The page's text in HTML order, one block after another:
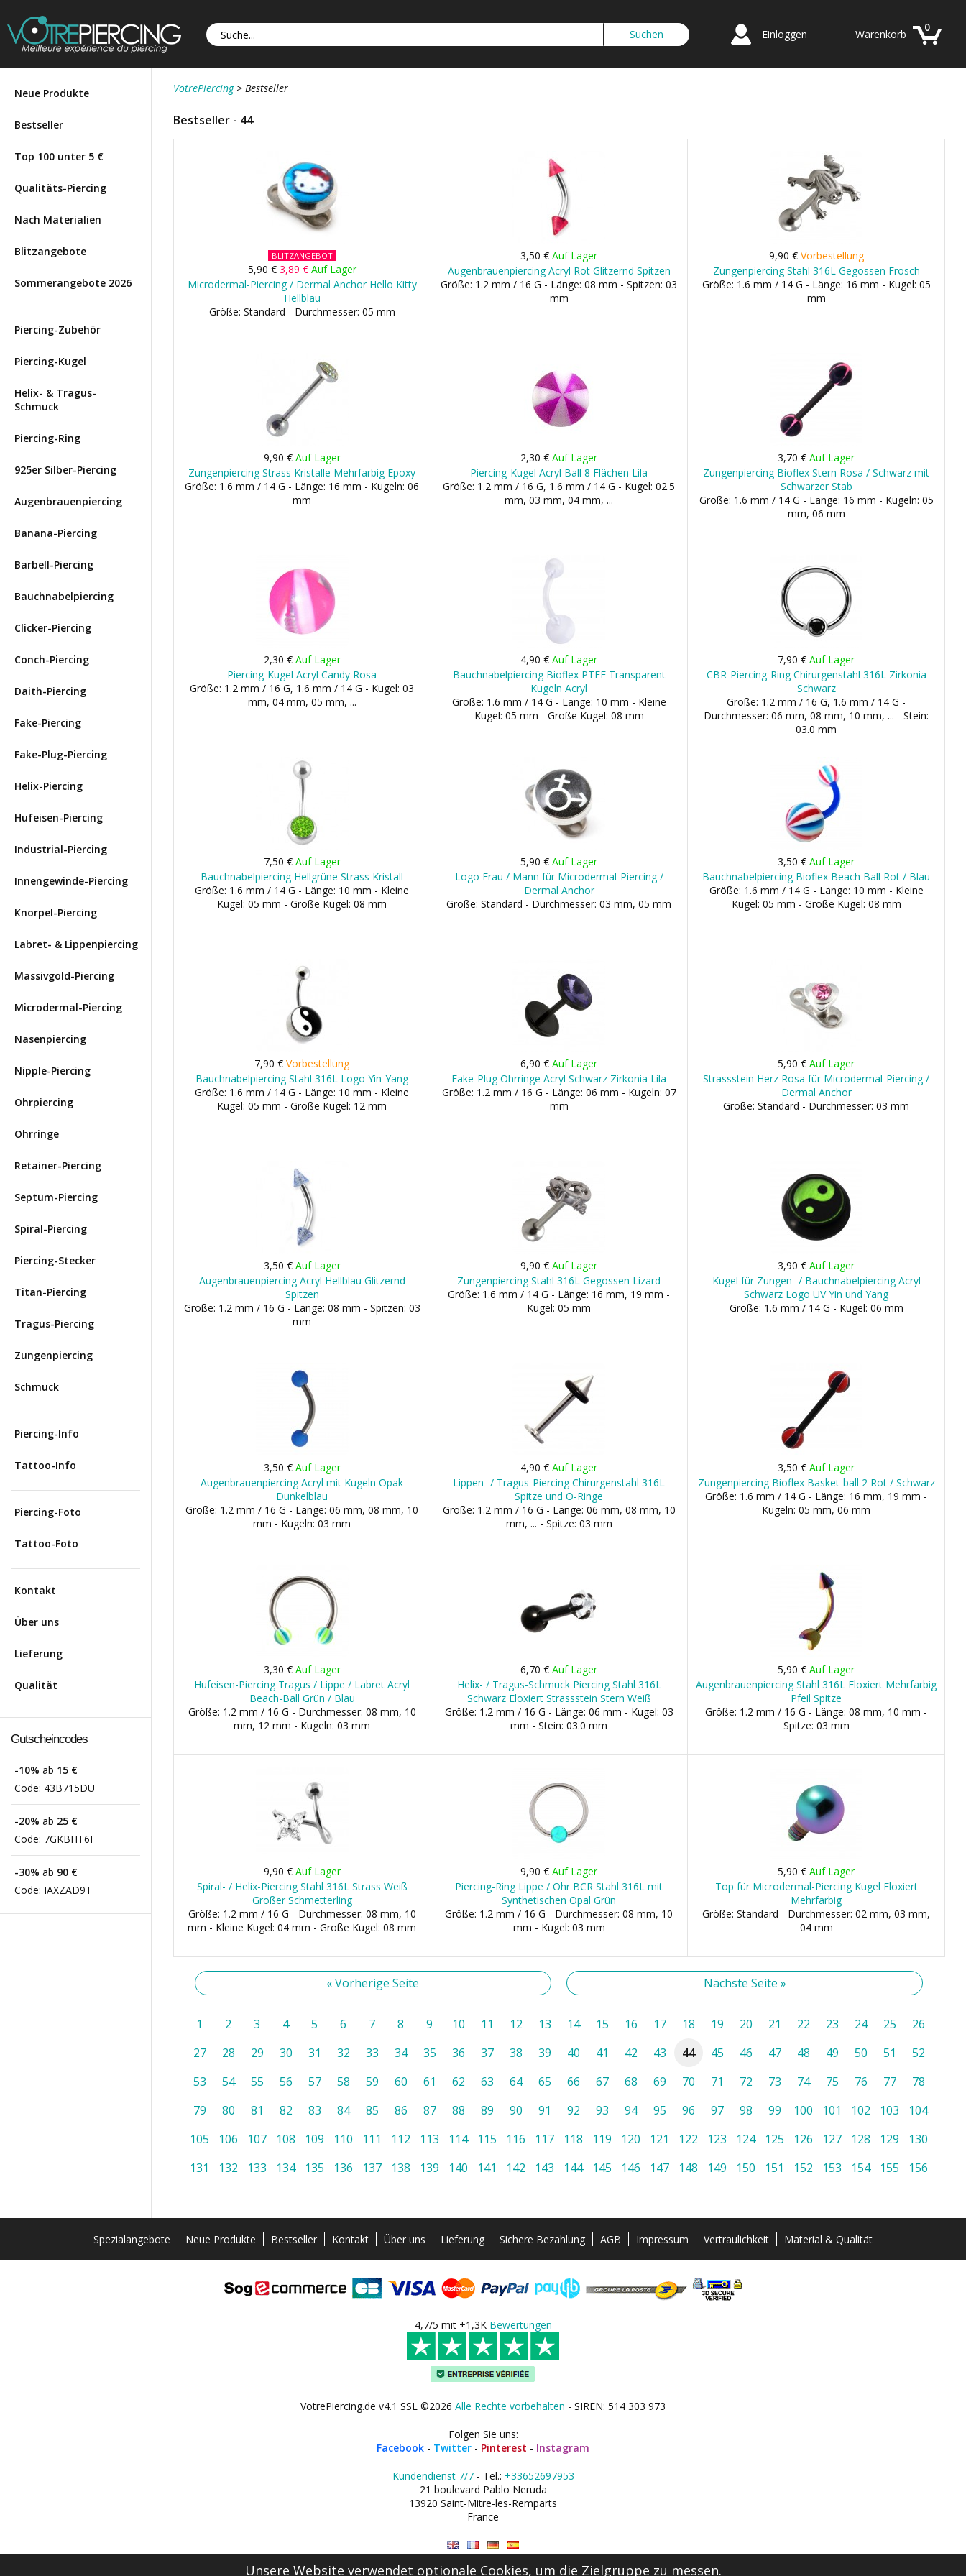
Einloggen
0
Warenkorb
Neue Produkte
Bestseller
Top 100 unter 5 €
Qualitäts-Piercing
Nach Materialien
Blitzangebote
Sommerangebote 2026
Piercing-Zubehör
Piercing-Kugel
Helix- & Tragus-
Schmuck
Piercing-Ring
925er Silber-Piercing
Augenbrauenpiercing
Banana-Piercing
Barbell-Piercing
Bauchnabelpiercing
Clicker-Piercing
Conch-Piercing
Daith-Piercing
Fake-Piercing
Fake-Plug-Piercing
Helix-Piercing
Hufeisen-Piercing
Industrial-Piercing
Innengewinde-Piercing
Knorpel-Piercing
Labret- & Lippenpiercing
Massivgold-Piercing
Microdermal-Piercing
Nasenpiercing
Nipple-Piercing
Ohrpiercing
Ohrringe
Retainer-Piercing
Septum-Piercing
Spiral-Piercing
Piercing-Stecker
Titan-Piercing
Tragus-Piercing
Zungenpiercing
Schmuck
Piercing-Info
Tattoo-Info
Piercing-Foto
Tattoo-Foto
Kontakt
Über uns
Lieferung
Qualität
Gutscheincodes
-10% ab 15 €
Code: 43B715DU
-20% ab 25 €
Code: 7GKBHT6F
-30% ab 90 €
Code: IAXZAD9T
VotrePiercing > Bestseller
Bestseller - 44
BLITZANGEBOT
5,90 € 3,89 € Auf Lager
Microdermal-Piercing / Dermal Anchor Hello Kitty
Hellblau
Größe: Standard - Durchmesser: 05 mm
3,50 €Auf Lager
Augenbrauenpiercing Acryl Rot Glitzernd Spitzen
Größe: 1.2 mm / 16 G - Länge: 08 mm - Spitzen: 03
mm
9,90 € Vorbestellung
Zungenpiercing Stahl 316L Gegossen Frosch
Größe: 1.6 mm / 14 G - Länge: 16 mm - Kugel: 05
mm
9,90 € Auf Lager
Zungenpiercing Strass Kristalle Mehrfarbig Epoxy
Größe: 1.6 mm / 14 G - Länge: 16 mm - Kugeln: 06
mm
2,30 €Auf Lager
Piercing-Kugel Acryl Ball 8 Flächen Lila
Größe: 1.2 mm / 16 G, 1.6 mm / 14 G - Kugel: 02.5
mm, 03 mm, 04 mm, ...
3,70 €Auf Lager
Zungenpiercing Bioflex Stern Rosa / Schwarz mit
Schwarzer Stab
Größe: 1.6 mm / 14 G - Länge: 16 mm - Kugeln: 05
mm, 06 mm
2,30 € Auf Lager
Piercing-Kugel Acryl Candy Rosa
Größe: 1.2 mm / 16 G, 1.6 mm / 14 G - Kugel: 03
mm, 04 mm, 05 mm, ...
4,90 €Auf Lager
Bauchnabelpiercing Bioflex PTFE Transparent
Kugeln Acryl
Größe: 1.6 mm / 14 G - Länge: 10 mm - Kleine
Kugel: 05 mm - Große Kugel: 08 mm
7,90 €Auf Lager
CBR-Piercing-Ring Chirurgenstahl 316L Zirkonia
Schwarz
Größe: 1.2 mm / 16 G, 1.6 mm / 14 G -
Durchmesser: 06 mm, 08 mm, 10 mm, ... - Stein:
03.0 mm
7,50 € Auf Lager
Bauchnabelpiercing Hellgrüne Strass Kristall
Größe: 1.6 mm / 14 G - Länge: 10 mm - Kleine
Kugel: 05 mm - Große Kugel: 08 mm
5,90 €Auf Lager
Logo Frau / Mann für Microdermal-Piercing /
Dermal Anchor
Größe: Standard - Durchmesser: 03 mm, 05 mm
3,50 €Auf Lager
Bauchnabelpiercing Bioflex Beach Ball Rot / Blau
Größe: 1.6 mm / 14 G - Länge: 10 mm - Kleine
Kugel: 05 mm - Große Kugel: 08 mm
7,90 €Vorbestellung
Bauchnabelpiercing Stahl 316L Logo Yin-Yang
Größe: 1.6 mm / 14 G - Länge: 10 mm - Kleine
Kugel: 05 mm - Große Kugel: 12 mm
6,90 €Auf Lager
Fake-Plug Ohrringe Acryl Schwarz Zirkonia Lila
Größe: 1.2 mm / 16 G - Länge: 06 mm - Kugeln: 07
mm
5,90 €Auf Lager
Strassstein Herz Rosa für Microdermal-Piercing /
Dermal Anchor
Größe: Standard - Durchmesser: 03 mm
3,50 € Auf Lager
Augenbrauenpiercing Acryl Hellblau Glitzernd
Spitzen
Größe: 1.2 mm / 16 G - Länge: 08 mm - Spitzen: 03
mm
9,90 €Auf Lager
Zungenpiercing Stahl 316L Gegossen Lizard
Größe: 1.6 mm / 14 G - Länge: 16 mm, 19 mm -
Kugel: 05 mm
3,90 €Auf Lager
Kugel für Zungen- / Bauchnabelpiercing Acryl
Schwarz Logo UV Yin und Yang
Größe: 1.6 mm / 14 G - Kugel: 06 mm
3,50 € Auf Lager
Augenbrauenpiercing Acryl mit Kugeln Opak
Dunkelblau
Größe: 1.2 mm / 16 G - Länge: 06 mm, 08 mm, 10
mm - Kugeln: 03 mm
4,90 €Auf Lager
Lippen- / Tragus-Piercing Chirurgenstahl 316L
Spitze und O-Ringe
Größe: 1.2 mm / 16 G - Länge: 06 mm, 08 mm, 10
mm, ... - Spitze: 03 mm
3,50 €Auf Lager
Zungenpiercing Bioflex Basket-ball 2 Rot / Schwarz
Größe: 1.6 mm / 14 G - Länge: 16 mm, 19 mm -
Kugeln: 05 mm, 06 mm
3,30 € Auf Lager
Hufeisen-Piercing Tragus / Lippe / Labret Acryl
Beach-Ball Grün / Blau
Größe: 1.2 mm / 16 G - Durchmesser: 08 mm, 10
mm, 12 mm - Kugeln: 03 mm
6,70 €Auf Lager
Helix- / Tragus-Schmuck Piercing Stahl 316L
Schwarz Eloxiert Strassstein Stern Weiß
Größe: 1.2 mm / 16 G - Länge: 06 mm - Kugel: 03
mm - Stein: 03.0 mm
5,90 €Auf Lager
Augenbrauenpiercing Stahl 316L Eloxiert Mehrfarbig
Pfeil Spitze
Größe: 1.2 mm / 16 G - Länge: 08 mm, 10 mm -
Spitze: 03 mm
9,90 € Auf Lager
Spiral- / Helix-Piercing Stahl 316L Strass Weiß
Großer Schmetterling
Größe: 1.2 mm / 16 G - Durchmesser: 08 mm, 10
mm - Kleine Kugel: 04 mm - Große Kugel: 08 mm
9,90 €Auf Lager
Piercing-Ring Lippe / Ohr BCR Stahl 316L mit
Synthetischen Opal Grün
Größe: 1.2 mm / 16 G - Durchmesser: 08 mm, 10
mm - Kugel: 03 mm
5,90 €Auf Lager
Top für Microdermal-Piercing Kugel Eloxiert
Mehrfarbig
Größe: Standard - Durchmesser: 02 mm, 03 mm,
04 mm
« Vorherige Seite Nächste Seite »
1 2 3 4 5 6 7 8 9 10 11 12 13 14 15 16 17 18 19 20 21 22 23 24 25
26
27
28 29 30 31 32 33 34 35 36 37 38 39 40 41 42 43 44 45 46 47 48 49 50 51
52
53
54 55 56 57 58 59 60 61 62 63 64 65 66 67 68 69 70 71 72 73 74 75 76 77
78
79
80 81 82 83 84 85 86 87 88 89 90 91 92 93 94 95 96 97 98 99 100 101 102 103
104
105
106 107 108 109 110 111 112 113 114 115 116 117 118 119 120 121 122 123 124 125 126 127 128 129
130
131
132 133 134 135 136 137 138 139 140 141 142 143 144 145 146 147 148 149 150 151 152 153 154 155 156
Spezialangebote Neue Produkte Bestseller Kontakt Über uns Lieferung Sichere Bezahlung AGB Impressum Vertraulichkeit Material & Qualität
4,7/5 mit +1,3K Bewertungen
VotrePiercing.de v4.1 SSL ©2026 Alle Rechte vorbehalten - SIREN: 514 303 973
Folgen Sie uns:
Facebook - Twitter - Pinterest - Instagram
Kundendienst 7/7- Tel.: +33652697953
21 boulevard Pablo Neruda
13920 Saint-Mitre-les-Remparts
France
Unsere Website verwendet optionale Cookies, um die Zielgruppe zu messen.